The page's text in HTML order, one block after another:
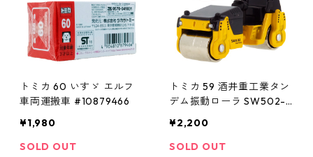
トミカ 60 いすゞ エルフ
車両運搬車 #10879466
¥1,980
SOLD OUT
トミカ 59 酒井重工業タン
デム振動ローラ SW502-1
¥2,200
SOLD OUT